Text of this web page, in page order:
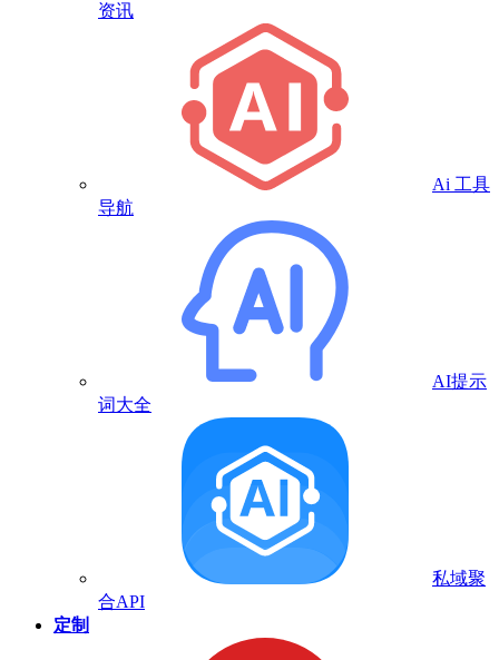
资讯
Ai 工具
导航
AI提示
词大全
私域聚
合API
定制